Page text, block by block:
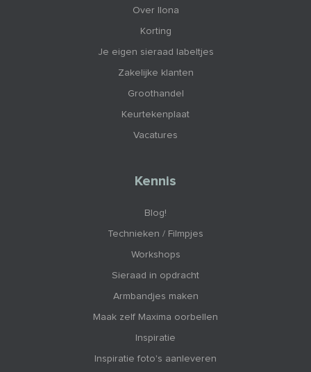
Over Ilona
Korting
Je eigen sieraad labeltjes
Zakelijke klanten
Groothandel
Keurtekenplaat
Vacatures
Kennis
Blog!
Technieken / Filmpjes
Workshops
Sieraad in opdracht
Armbandjes maken
Maak zelf Maxima oorbellen
Inspiratie
Inspiratie foto's aanleveren